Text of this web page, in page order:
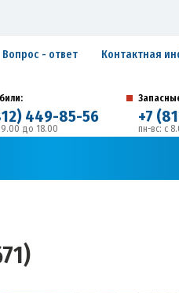
Вопрос - ответ Контактная
449-85-56
9.00 до 18.00
+7
пн-вс: с